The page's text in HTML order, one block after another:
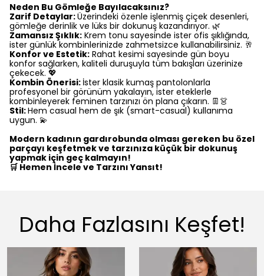
Neden Bu Gömleğe Bayılacaksınız?
Zarif Detaylar:Üzerindeki özenle işlenmiş çiçek desenleri,
gömleğe derinlik ve lüks bir dokunuş kazandırıyor. 🌿
Zamansız Şıklık: Krem tonu sayesinde ister ofis şıklığında,
ister günlük kombinlerinizde zahmetsizce kullanabilirsiniz. 🥂
Konfor ve Estetik: Rahat kesimi sayesinde gün boyu
konfor sağlarken, kaliteli duruşuyla tüm bakışları üzerinize
çekecek. 💖
Kombin Önerisi: İster klasik kumaş pantolonlarla
profesyonel bir görünüm yakalayın, ister eteklerle
kombinleyerek feminen tarzınızı ön plana çıkarın. 👖👗
Stil:Hem casual hem de şık (smart-casual) kullanıma
uygun. 💫
Modern kadının gardırobunda olması gereken bu özel
parçayı keşfetmek ve tarzınıza küçük bir dokunuş
yapmak için geç kalmayın!
🛒 Hemen İncele ve Tarzını Yansıt!
Daha Fazlasını Keşfet!